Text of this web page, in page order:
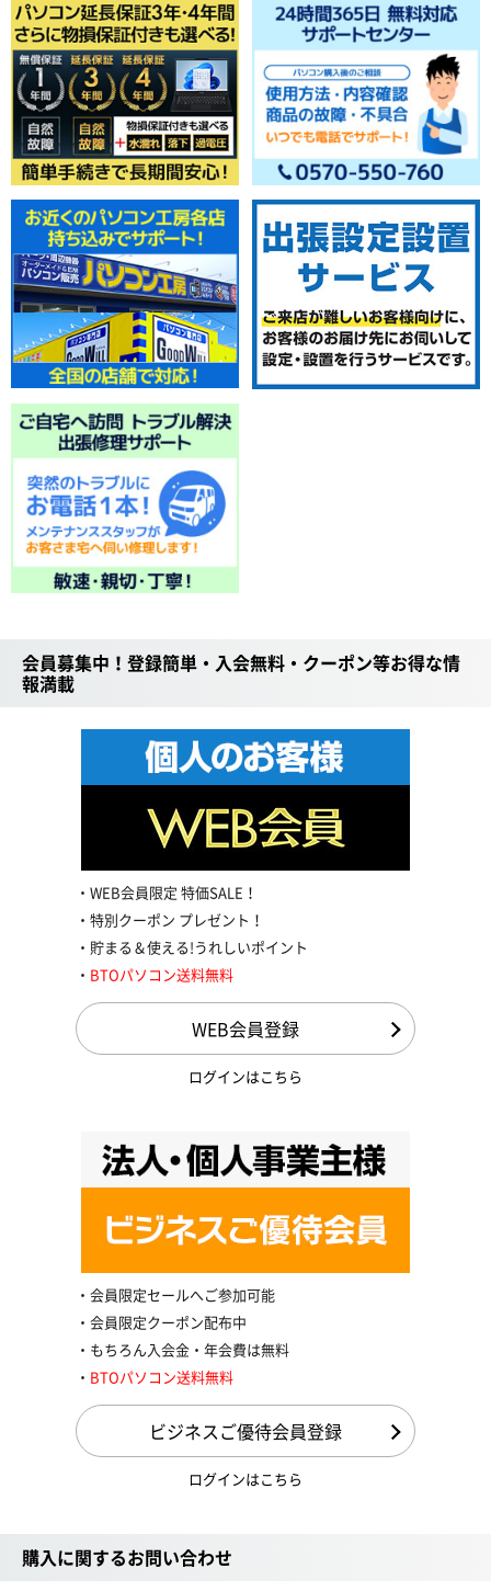
会員募集中！登録簡単・入会無料・クーポン等お得な情
報満載
WEB会員限定 特価SALE！
特別クーポン プレゼント！
貯まる＆使える!うれしいポイント
BTOパソコン送料無料
WEB会員登録
ログインはこちら
会員限定セールへご参加可能
会員限定クーポン配布中
もちろん入会金・年会費は無料
BTOパソコン送料無料
ビジネスご優待会員登録
ログインはこちら
購入に関するお問い合わせ